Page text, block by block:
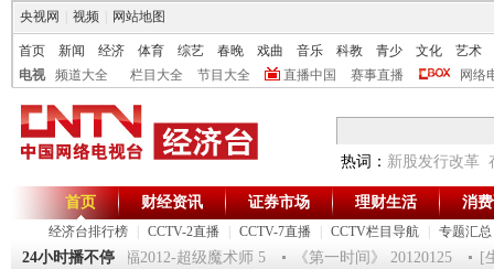
央视网 视频 网站地图
首页 新闻 经济 体育 综艺 春晚 戏曲 音乐 科教 青少 文化
艺术
电视
频道大全 栏目大全 节目大全 直播中国 赛事直播 网络
热词： 新股发行改革
首页
经济台排行榜 CCTV-2直播 CCTV-7直播 CCTV栏目导航 专题汇总
财经资讯 证券市场 理财生活 消
24小时播不停
》20120125 祝福2012-超级魔术师 5 《第一时间》 20120125 [生